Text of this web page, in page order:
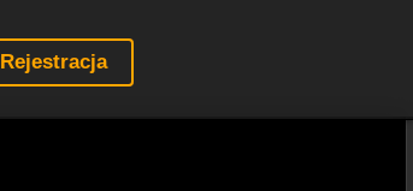
Rejestracja